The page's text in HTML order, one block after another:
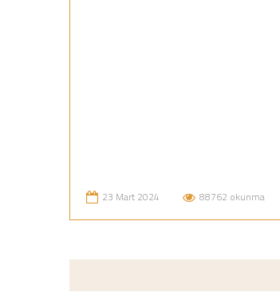
23 Mart 2024 88762 okunma